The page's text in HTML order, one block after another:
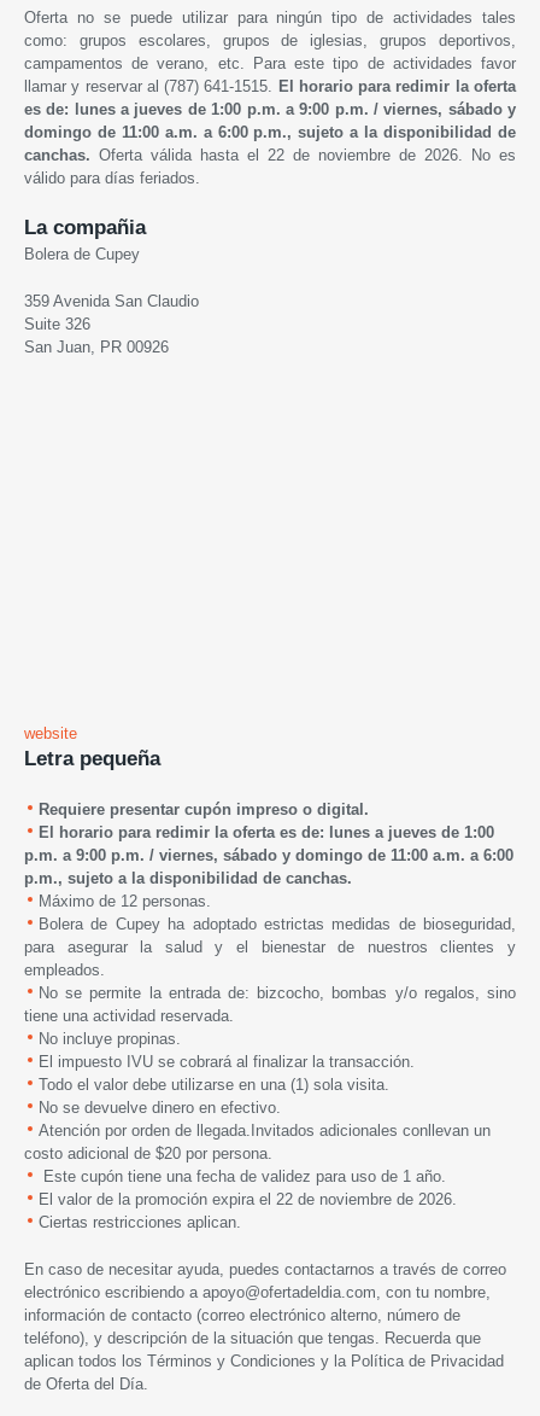
Oferta no se puede utilizar para ningún tipo de actividades tales
como: grupos escolares, grupos de iglesias, grupos deportivos,
campamentos de verano, etc. Para este tipo de actividades favor
llamar y reservar al (787) 641-1515.
El horario para redimir la oferta
es de: lunes a jueves de 1:00 p.m. a 9:00 p.m. /viernes, sábado y
domingo de 11:00 a.m. a 6:00 p.m.,sujeto a la disponibilidad de
canchas. Oferta válida hasta el 22 de noviembre de 2026. No es
válido para días feriados.
La compañia
Bolera de Cupey
359 Avenida San Claudio
Suite 326
San Juan, PR 00926
website
Letra pequeña
Requiere presentar cupón impreso o digital.
El horario para redimir la oferta es de: lunes a jueves de 1:00
p.m. a 9:00 p.m. / viernes, sábado y domingo de 11:00 a.m. a 6:00
p.m., sujeto a la disponibilidad de canchas.
Máximo de 12 personas.
Bolera de Cupeyha adoptado estrictas medidas de bioseguridad,
para asegurar la salud y el bienestar de nuestros clientes y
empleados.
No se permite la entrada de: bizcocho, bombas y/o regalos, sino
tiene una actividad reservada.
No incluye propinas.
El impuesto IVU se cobrará al finalizar la transacción.
Todo el valor debe utilizarse en una (1) sola visita.
No se devuelve dinero en efectivo.
Atención por orden de llegada.Invitados adicionales conllevan un
costo adicional de $20 por persona.
Este cupón tiene una fecha de validez para uso de 1 año.
El valor de la promoción expira el 22 de noviembre de 2026.
Ciertas restricciones aplican.
En caso de necesitar ayuda, puedes contactarnos a través de correo
electrónico escribiendo a apoyo@ofertadeldia.com , con tu nombre,
información de contacto (correo electrónico alterno, número de
teléfono), y descripción de la situación que tengas. Recuerda que
aplican todos los Términos y Condiciones y la Política de Privacidad
de Oferta del Día.